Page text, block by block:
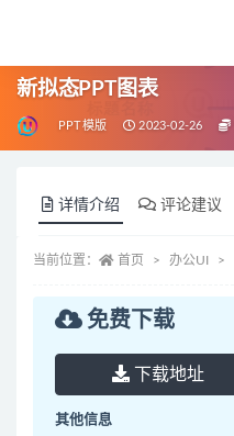
新拟态PPT图表
PPT模版 2023-02-26
详情介绍 评论建议
当前位置： 首页 办公UI
免费下载
下载地址
其他信息